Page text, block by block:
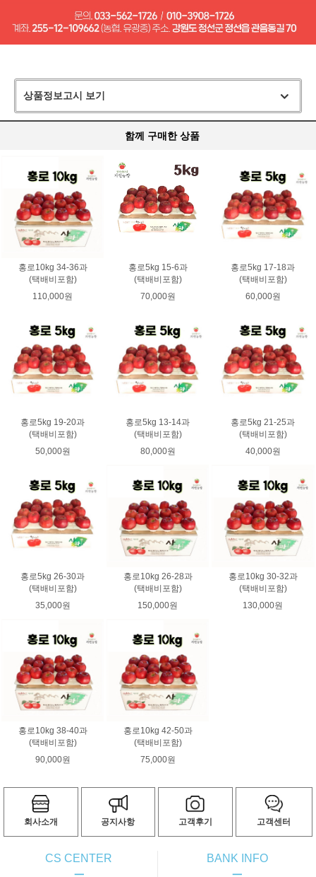
상품정보고시 보기
함께 구매한 상품
홍로10kg 34-36과
(택배비포함)
110,000원
홍로5kg 15-6과
(택배비포함)
70,000원
홍로5kg 17-18과
(택배비포함)
60,000원
홍로5kg 19-20과
(택배비포함)
50,000원
홍로5kg 13-14과
(택배비포함)
80,000원
홍로5kg 21-25과
(택배비포함)
40,000원
홍로5kg 26-30과
(택배비포함)
35,000원
홍로10kg 26-28과
(택배비포함)
150,000원
홍로10kg 30-32과
(택배비포함)
130,000원
홍로10kg 38-40과
(택배비포함)
90,000원
홍로10kg 42-50과
(택배비포함)
75,000원
회사소개 공지사항 고객후기 고객센터
CS CENTER
ㅡ
BANK INFO
ㅡ